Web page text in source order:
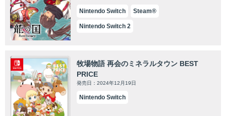
Nintendo Switch Steam®
Nintendo Switch 2
牧場物語 再会のミネラルタウン BEST
PRICE
発売日：2024年12月19日
Nintendo Switch